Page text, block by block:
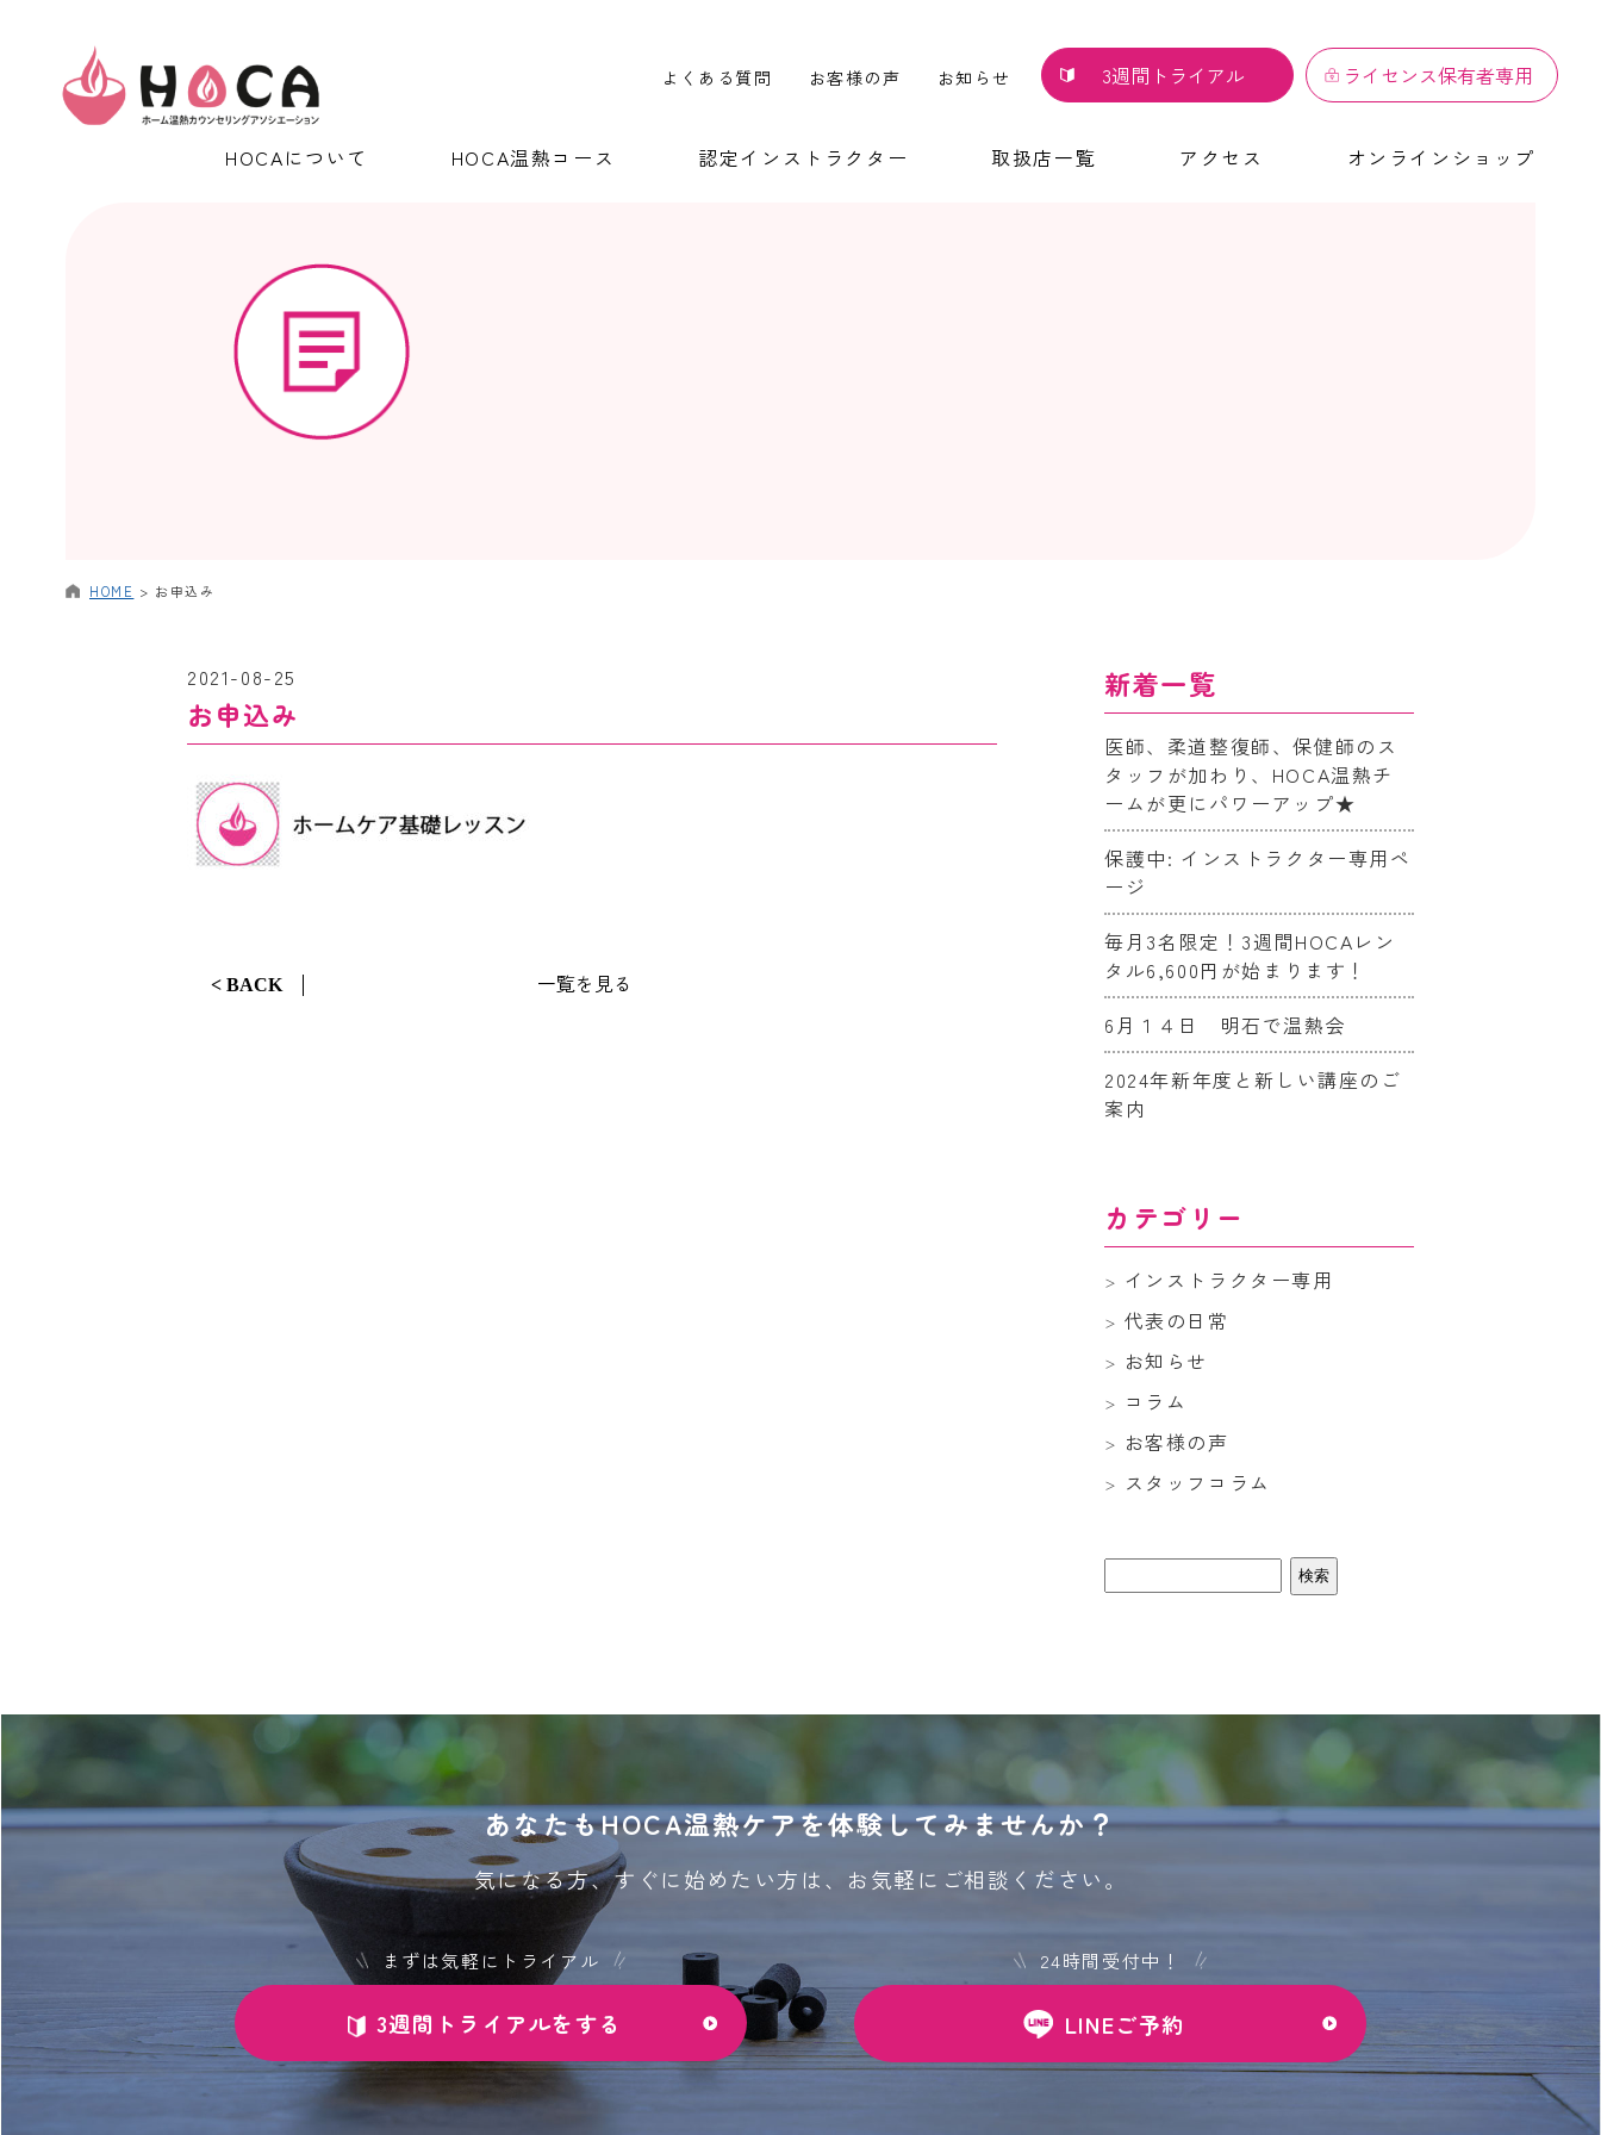
3週間トライアル ライセンス保有者専用
よくある質問 お客様の声 お知らせ
HOCAについて HOCA温熱コース 認定インストラクター 取扱店一覧 アクセス オンラインショップ
HOME > お申込み
2021-08-25
お申込み
< BACK 一覧を見る
新着一覧
医師、柔道整復師、保健師のス
タッフが加わり、HOCA温熱チ
ームが更にパワーアップ★
保護中: インストラクター専用ペ
ージ
毎月3名限定！3週間HOCAレン
タル6,600円が始まります！
6月１４日 明石で温熱会
2024年新年度と新しい講座のご
案内
カテゴリー
インストラクター専用
代表の日常
お知らせ
コラム
お客様の声
スタッフコラム
検
索:
あなたもHOCA温熱ケアを体験してみませんか？
気になる方、すぐに始めたい方は、 お気軽にご相談ください。
まずは気軽にトライアル
3週間トライアルをする
24時間受付中！
LINEご予約